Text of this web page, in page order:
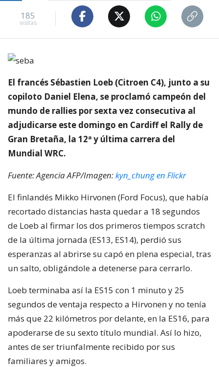
185
visitas
El francés Sébastien Loeb (Citroen C4), junto a su
copiloto Daniel Elena, se proclamó campeón del
mundo de rallies por sexta vez consecutiva al
adjudicarse este domingo en Cardiff el Rally de
Gran Bretaña, la 12ª y última carrera del
Mundial WRC.
Fuente: Agencia AFP/Imagen:kyn_chung en Flickr
El finlandés Mikko Hirvonen (Ford Focus), que había
recortado distancias hasta quedar a 18 segundos
de Loeb al firmar los dos primeros tiempos scratch
de la última jornada (ES13, ES14), perdió sus
esperanzas al abrirse su capó en plena especial, tras
un salto, obligándole a detenerse para cerrarlo.
Loeb terminaba así la ES15 con 1 minuto y 25
segundos de ventaja respecto a Hirvonen y no tenía
más que 22 kilómetros por delante, en la ES16, para
apoderarse de su sexto título mundial. Así lo hizo,
antes de ser triunfalmente recibido por sus
familiares y amigos.